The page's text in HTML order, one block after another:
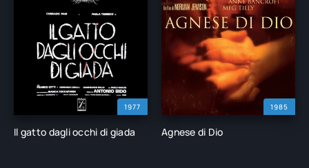
1977
Il gatto dagli occhi di giada
1985
Agnese di Dio